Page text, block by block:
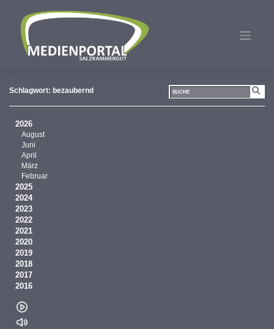
springen
Schlagwort: bezaubernd
2026
August
Juni
April
März
Februar
2025
2024
2023
2022
2021
2020
2019
2018
2017
2016